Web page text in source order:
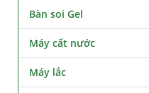
Bàn soi Gel
Máy cất nước
Máy lắc